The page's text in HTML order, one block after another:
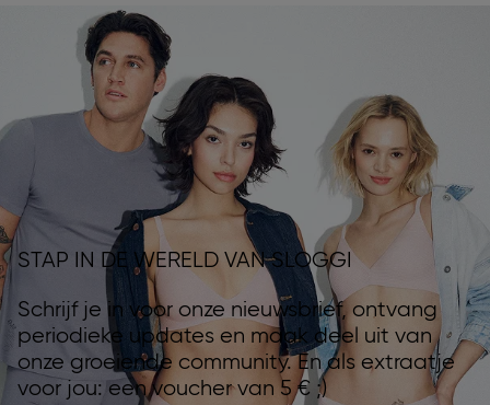
STAP IN DE WERELD VAN SLOGGI
Schrijf je in voor onze nieuwsbrief, ontvang
periodieke updates en maak deel uit van
onze groeiende community. En als extraatje
voor jou: een voucher van 5 € ;)